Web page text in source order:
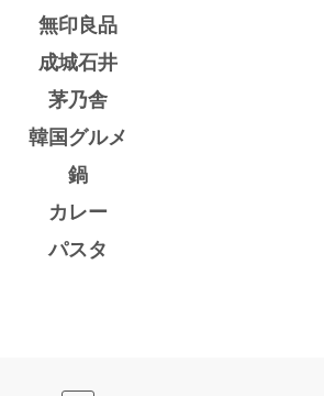
無印良品
成城石井
茅乃舎
韓国グルメ
鍋
カレー
パスタ